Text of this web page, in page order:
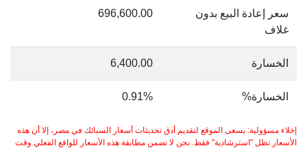
سعر إعادة البيع بدون
غلاف
696,600.00
الخسارة 6,400.00
الخسارة% 0.91%
إخلاء مسؤولية: يسعى الموقع لتقديم أدق تحديثات أسعار السبائك في مصر، إلا أن هذه
الأسعار تظل "استرشادية" فقط. نحن لا نضمن مطابقة هذه الأسعار للواقع الفعلي وقت